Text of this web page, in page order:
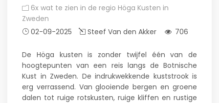
6x wat te zien in de regio Höga Kusten in
Zweden
02-09-2025
Steef Van den Akker 706
De Höga kusten is zonder twijfel één van de
hoogtepunten van een reis langs de Botnische
Kust in Zweden. De indrukwekkende kuststrook is
erg verrassend. Van glooiende bergen en groene
dalen tot ruige rotskusten, ruige kliffen en rustige